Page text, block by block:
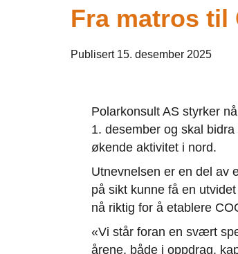
Fra matros til
Publisert 15. desember 2025
Polarkonsult AS styrker
1. desember og skal
økende aktivitet i nord.
Utnevnelsen er en del av
på sikt kunne få en
nå riktig for å etablere
«Vi står foran en svært
årene, både i oppdrag,